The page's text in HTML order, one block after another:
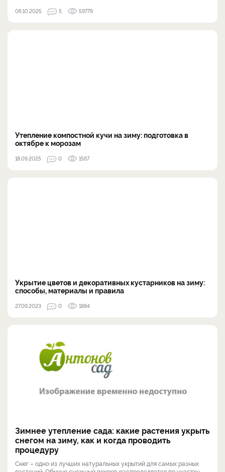
06.10.2025 5 59779
Утепление компостной кучи на зиму: подготовка в
октябре к морозам
18.09.2025 0 1567
Укрытие цветов и декоративных кустарников на зиму:
способы, материалы и правила
27.09.2023 0 1884
Зимнее утепление сада: какие растения укрыть
снегом на зиму, как и когда проводить
процедуру
Снег – одно из лучших натуральных укрытий для самых разных